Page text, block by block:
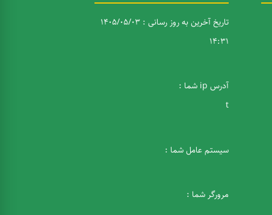
تاریخ آخرین به روز رسانی : 1405/05/03
14:31
آدرس ip شما :
t
سیستم عامل شما :
مرورگر شما :